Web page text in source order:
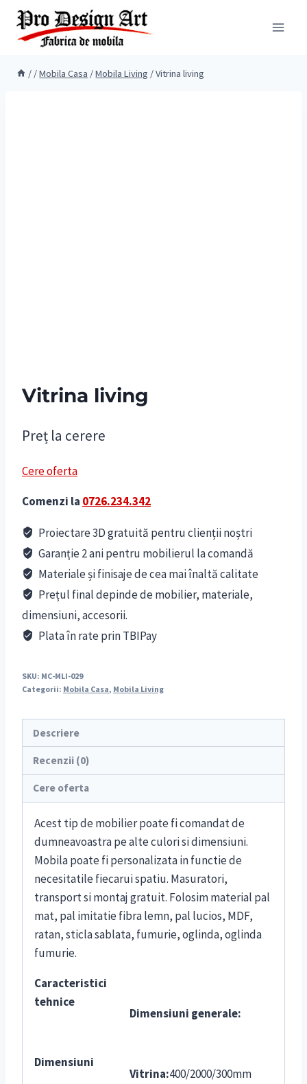
Skip
content
/ /Mobila Casa /Mobila Living /Vitrina living
Vitrina living
Preț la cerere
Cere oferta
Comenzi la 0726.234.342
Proiectare 3D gratuită pentru clienții noștri
Garanție 2 ani pentru mobilierul la comandă
Materiale și finisaje de cea mai înaltă calitate
Prețul final depinde de mobilier, materiale,
dimensiuni, accesorii.
Plata în rate prin TBIPay
SKU: MC-MLI-029
Categorii: Mobila Casa, Mobila Living
Descriere
Recenzii (0)
Cere oferta
Acest tip de mobilier poate fi comandat de
dumneavoastra pe alte culori si dimensiuni.
Mobila poate fi personalizata in functie de
necesitatile fiecarui spatiu. Masuratori,
transport si montaj gratuit. Folosim material pal
mat, pal imitatie fibra lemn, pal lucios, MDF,
ratan, sticla sablata, fumurie, oglinda, oglinda
fumurie.
Caracteristici
tehnice
Dimensiuni
Dimensiuni generale:
Vitrina:400/2000/300mm